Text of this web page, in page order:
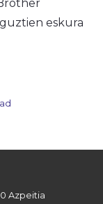
eskura
Azpeitia